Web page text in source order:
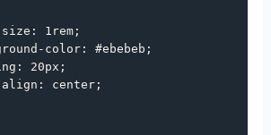
: 1rem ;
color : #ebebeb ;
: 20px ;
: center ;